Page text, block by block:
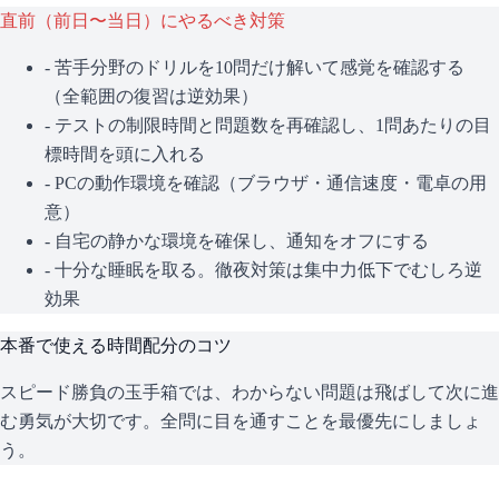
直前（前日〜当日）にやるべき対策
- 苦手分野のドリルを10問だけ解いて感覚を確認する
（全範囲の復習は逆効果）
- テストの制限時間と問題数を再確認し、1問あたりの目
標時間を頭に入れる
- PCの動作環境を確認（ブラウザ・通信速度・電卓の用
意）
- 自宅の静かな環境を確保し、通知をオフにする
- 十分な睡眠を取る。徹夜対策は集中力低下でむしろ逆
効果
本番で使える時間配分のコツ
スピード勝負の玉手箱では、わからない問題は飛ばして次に進
む勇気が大切です。全問に目を通すことを最優先にしましょ
う。